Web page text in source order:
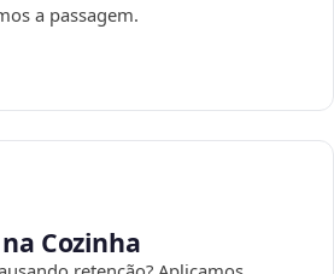
a passagem.
Cozinha